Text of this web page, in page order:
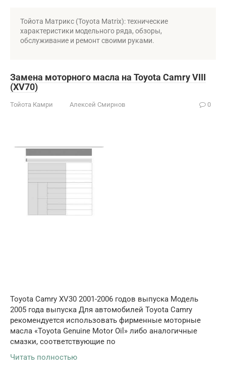
Тойота Матрикс (Toyota Matrix): технические
характеристики модельного ряда, обзоры,
обслуживание и ремонт своими руками.
Замена моторного масла на Toyota Camry VIII
(XV70)
Тойота Камри Алексей Смирнов 0
Toyota Camry XV30 2001-2006 годов выпуска Модель
2005 года выпуска Для автомобилей Toyota Camry
рекомендуется использовать фирменные моторные
масла «Toyota Genuine Motor Oil» либо аналогичные
смазки, соответствующие по
Читать полностью